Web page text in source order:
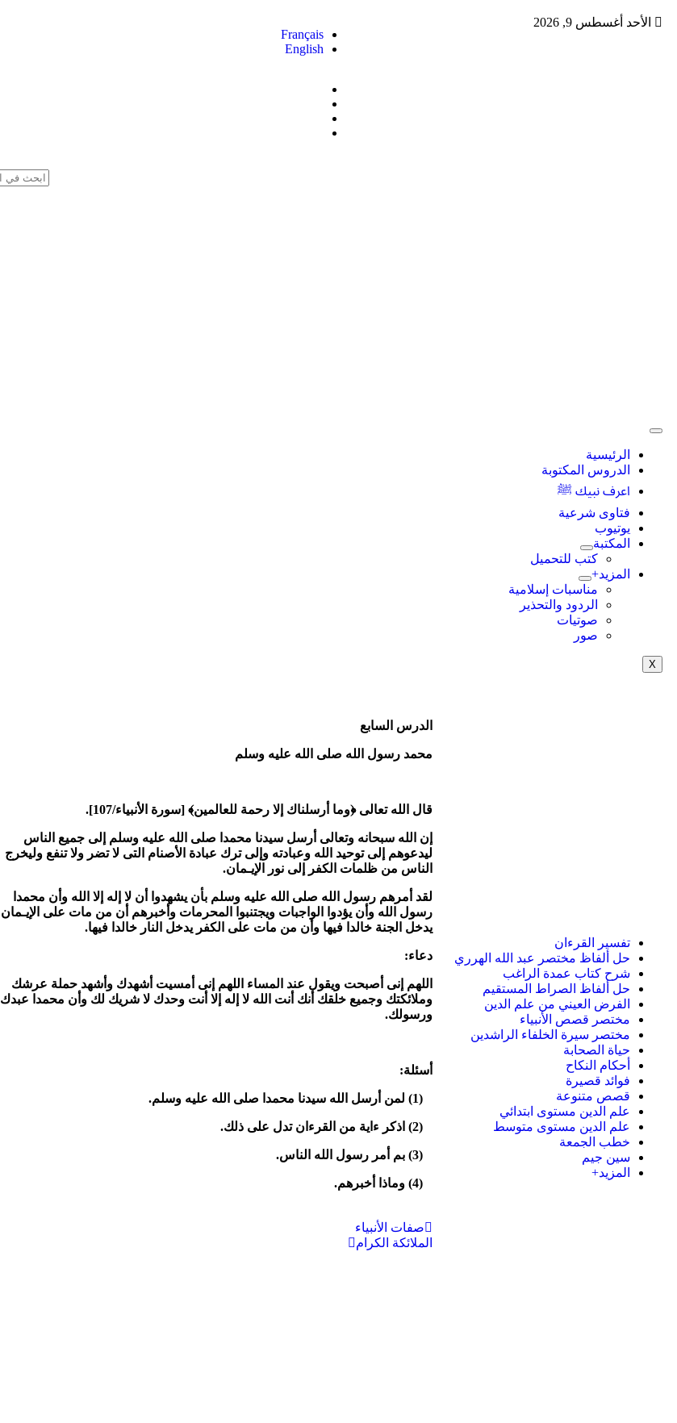
الأحد أغسطس 9, 2026
Français
English
الرئيسية
الدروس المكتوبة
اعرف نبيك ﷺ
فتاوى شرعية
يوتيوب
المكتبة
كتب للتحميل
المزيد+
مناسبات إسلامية
الردود والتحذير
صوتيات
صور
X
تفسير القرءان
حل ألفاظ مختصر عبد الله الهرري
شرح كتاب عمدة الراغب
حل ألفاظ الصراط المستقيم
الفرض العيني من علم الدين
مختصر قصص الأنبياء
مختصر سيرة الخلفاء الراشدين
حياة الصحابة
أحكام النكاح
فوائد قصيرة
قصص متنوعة
علم الدين مستوى ابتدائي
علم الدين مستوى متوسط
خطب الجمعة
سين جيم
المزيد+
الدرس السابع
محمد رسول الله صلى الله عليه وسلم
قال الله تعالى﴿وما أرسلناك إلا رحمة للعالمين﴾ [سورة الأنبياء/107
].
إن الله سبحانه وتعالى أرسل سيدنا محمدا صلى الله عليه وسلم إلى جميع الناس
ليدعوهم إلى توحيد الله وعبادته وإلى ترك عبادة الأصنام التى لا تضر ولا تنفع وليخرج
الناس من ظلمات الكفر إلى نور الإيـمان.
لقد أمرهم رسول الله صلى الله عليه وسلم بأن يشهدوا أن لا إله إلا الله وأن محمدا
رسول الله وأن يؤدوا الواجبات ويجتنبوا المحرمات وأخبرهم أن من مات على الإيـمان
يدخل الجنة خالدا فيها وأن من مات على الكفر يدخل النار خالدا فيها.
دعاء:
اللهم إنى أصبحت ويقول عند المساء اللهم إنى أمسيت أشهدك وأشهد حملة عرشك
وملائكتك وجميع خلقك أنك أنت الله لا إله إلا أنت وحدك لا شريك لك وأن محمدا عبدك
ورسولك.
أسئلة:
(
1) لمن أرسل الله سيدنا محمدا صلى الله عليه وسلم.
(
2) اذكر ءاية من القرءان تدل على ذلك.
(
3) بم أمر رسول الله الناس.
(4) وماذا أخبرهم.
صفات الأنبياء
الملائكة الكرام